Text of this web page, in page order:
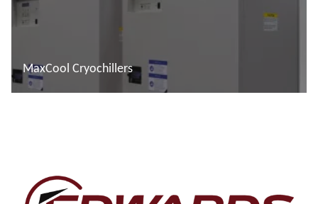
MaxCool Cryochillers